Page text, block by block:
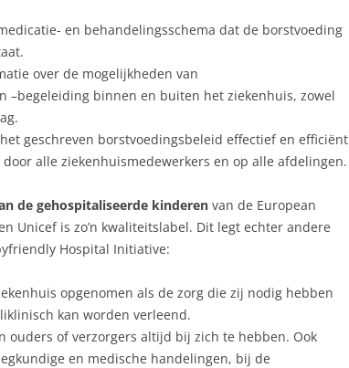
en behandelingsschema dat de borstvoeding
over de mogelijkheden van
–begeleiding binnen en buiten het ziekenhuis, zowel
geschreven borstvoedingsbeleid effectief en efficiënt
alle ziekenhuismedewerkers en op alle afdelingen.
de gehospitaliseerde kinderen van de European
Unicef is zo’n kwaliteitslabel. Dit legt echter andere
Hospital Initiative:
opgenomen als de zorg die zij nodig hebben
kan worden verleend.
ouders of verzorgers altijd bij zich te hebben. Ook
en medische handelingen, bij de